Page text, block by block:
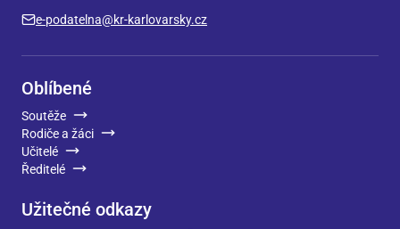
e-podatelna@kr-karlovarsky.cz
Oblíbené
Soutěže
Rodiče a žáci
Učitelé
Ředitelé
Užitečné odkazy